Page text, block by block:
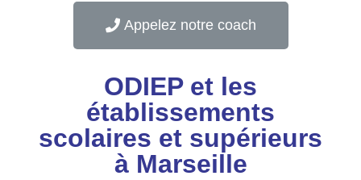
Appelez notre coach
ODIEP et les
établissements
scolaires et supérieurs
à Marseille